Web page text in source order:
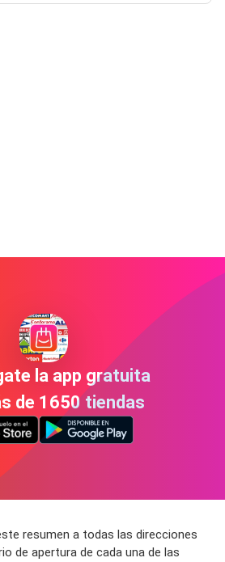
la app gratuita
de 1650 tiendas
resumen a todas las direcciones
de apertura de cada una de las